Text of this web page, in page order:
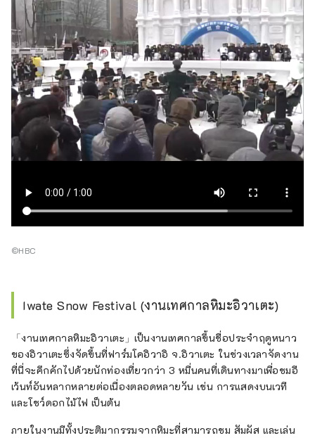
©HBC
Iwate Snow Festival (งานเทศกาลหิมะอิวาเตะ)
「งานเทศกาลหิมะอิวาเตะ」เป็นงานเทศกาลขึ้นชื่อประจำฤดูหนาว
ของอิวาเตะซึ่งจัดขึ้นที่ฟาร์มโคอิวาอิ จ.อิวาเตะ ในช่วงเวลาจัดงาน
ที่นี่จะคึกคักไปด้วยนักท่องเที่ยวกว่า 3 หมื่นคนที่เดินทางมาเพื่อชมอี
เว้นท์อันหลากหลายต่อเนื่องตลอดหลายวัน เช่น การแสดงบนเวที
และโชว์ดอกไม้ไฟ เป็นต้น
ภายในงานมีทั้งประติมากรรมจากหิมะที่สามารถชม สัมผัส และเล่น